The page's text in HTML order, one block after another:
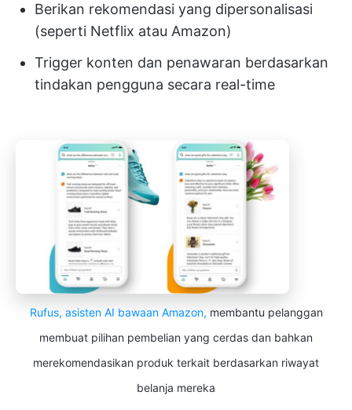
Berikan rekomendasi yang dipersonalisasi
(seperti Netflix atau Amazon)
Trigger konten dan penawaran berdasarkan
tindakan pengguna secara real-time
Rufus, asisten AI bawaan Amazon, membantu pelanggan
membuat pilihan pembelian yang cerdas dan bahkan
merekomendasikan produk terkait berdasarkan riwayat
belanja mereka